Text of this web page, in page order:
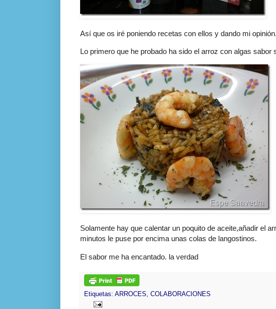
Así que os iré poniendo recetas con ellos y dando mi opinión.
Lo primero que he probado ha sido el arroz con algas sabor
Solamente hay que calentar un poquito de aceite,añadir el
minutos le puse por encima unas colas de langostinos.
El sabor me ha encantado. la verdad
Etiquetas: ARROCES COLABORACIONES